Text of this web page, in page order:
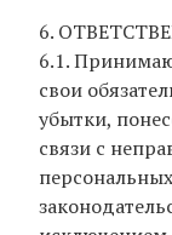
6.
6.1.
свои
убытки,
связи с